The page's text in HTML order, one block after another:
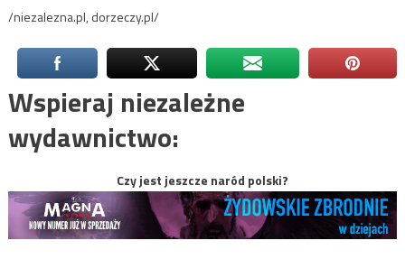
/niezalezna.pl, dorzeczy.pl/
Wspieraj niezależne
wydawnictwo:
Czy jest jeszcze naród polski?